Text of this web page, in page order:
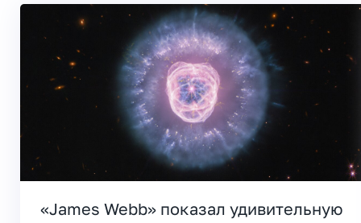
«James Webb» показал удивительную